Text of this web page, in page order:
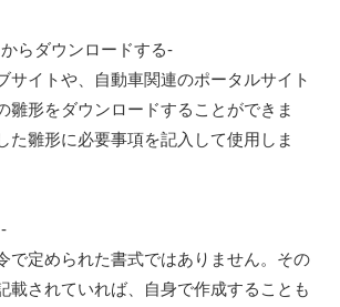
らダウンロードする-
サイトや、自動車関連のポータルサイト
雛形をダウンロードすることができま
た雛形に必要事項を記入して使用しま
で定められた書式ではありません。その
載されていれば、自身で作成することも